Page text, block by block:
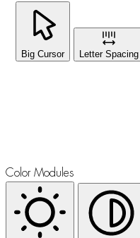
Big Cursor Letter Spacing
Color Modules